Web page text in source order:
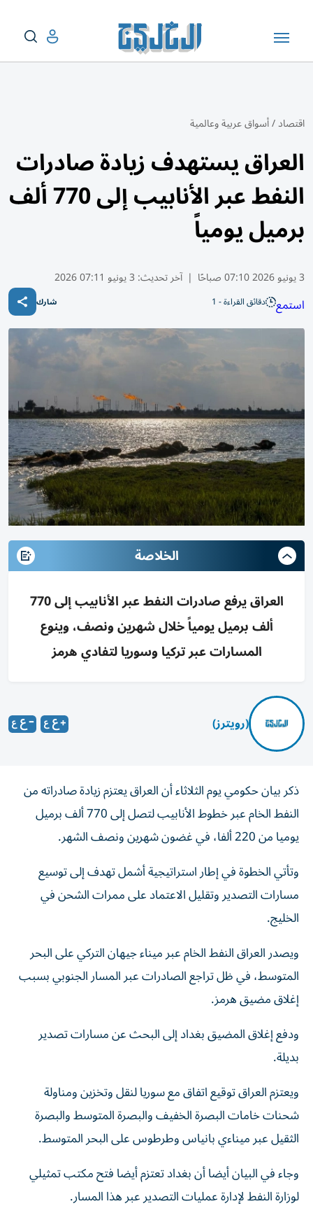
اقتصاد/أسواق عربية وعالمية
العراق يستهدف زيادة صادرات
النفط عبر الأنابيب إلى 770 ألف
برميل يومياً
3 يونيو 2026 07:10 صباحًا | آخر تحديث: 3 يونيو 07:11 2026
استمع دقائق القراءة - 1 شارك
الخلاصة
العراق يرفع صادرات النفط عبر الأنابيب إلى 770
ألف برميل يومياً خلال شهرين ونصف، وينوع
المسارات عبر تركيا وسوريا لتفادي هرمز
(رويترز)
ذكر بيان حكومي ‌يوم الثلاثاء أن العراق يعتزم زيادة ​صادراته ⁠من
النفط الخام ‌عبر خطوط الأنابيب لتصل ‌إلى 770 ألف برميل
يوميا من 220 ألفا، في ‌غضون شهرين ونصف الشهر.
وتأتي الخطوة في ⁠إطار استراتيجية أشمل تهدف إلى توسيع
مسارات التصدير وتقليل الاعتماد على ممرات الشحن في
الخليج.
ويصدر العراق النفط الخام عبر ميناء ​جيهان التركي على البحر
المتوسط، في ‌ظل تراجع الصادرات عبر المسار الجنوبي بسبب
إغلاق مضيق هرمز.
ودفع ⁠إغلاق المضيق بغداد إلى البحث عن مسارات تصدير
بديلة.
ويعتزم العراق توقيع ​اتفاق ‌مع سوريا لنقل وتخزين ‌ومناولة
شحنات خامات البصرة الخفيف والبصرة المتوسط والبصرة
الثقيل عبر ميناءي بانياس ‌وطرطوس على ‌البحر المتوسط.
وجاء ⁠في البيان أيضا أن ‌بغداد تعتزم أيضا فتح مكتب تمثيلي
لوزارة النفط لإدارة ⁠عمليات التصدير عبر ​هذا المسار.